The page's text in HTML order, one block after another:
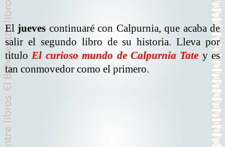
El jueves continuaré con Calpurnia, que acaba de
salir el segundo libro de su historia. Lleva por
tituloEl curioso mundo de Calpurnia Tate y es
tan conmovedor como el primero.